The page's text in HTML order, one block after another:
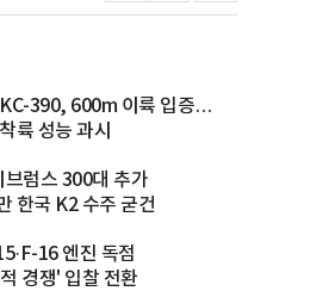
390, 600m 이륙 입증…
륙 성능 과시
럼스 300대 추가
한국 K2 수주 굳건
16 엔진 독점
경쟁' 입찰 전환